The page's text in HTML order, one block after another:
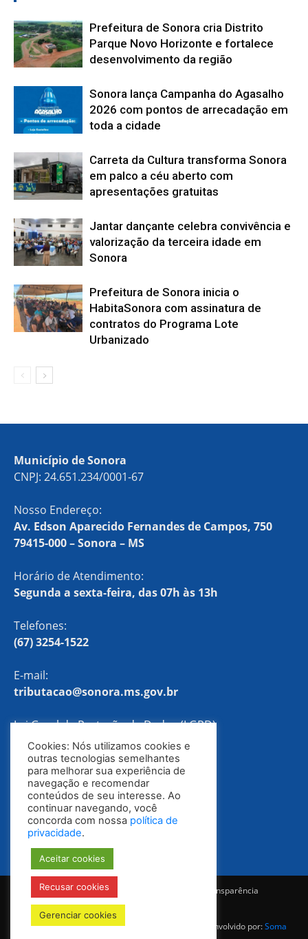
Prefeitura de Sonora cria Distrito
Parque Novo Horizonte e fortalece
desenvolvimento da região
Sonora lança Campanha do Agasalho
2026 com pontos de arrecadação em
toda a cidade
Carreta da Cultura transforma Sonora
em palco a céu aberto com
apresentações gratuitas
Jantar dançante celebra convivência e
valorização da terceira idade em
Sonora
Prefeitura de Sonora inicia o
HabitaSonora com assinatura de
contratos do Programa Lote
Urbanizado
Município de Sonora
CNPJ: 24.651.234/0001-67
Nosso Endereço:
Av. Edson Aparecido Fernandes de Campos, 750
79415-000 – Sonora – MS
Horário de Atendimento:
Segunda a sexta-feira, das 07h às 13h
Telefones:
(67) 3254-1522
E-mail:
tributacao@sonora.ms.gov.br
Lei Geral de Proteção de Dados (LGPD)
Política de Privacidade
Notícias Ouvidoria
Portal da Transparência
© Todos os direitos reservados 2025-2028 | Desenvolvido por:Soma
Cookies: Nós utilizamos cookies e
outras tecnologias semelhantes
para melhorar sua experiência de
navegação e recomendar
conteúdos de seu interesse. Ao
continuar navegando, você
concorda com nossa política de
privacidade.
Aceitar cookies
Recusar cookies
Gerenciar cookies